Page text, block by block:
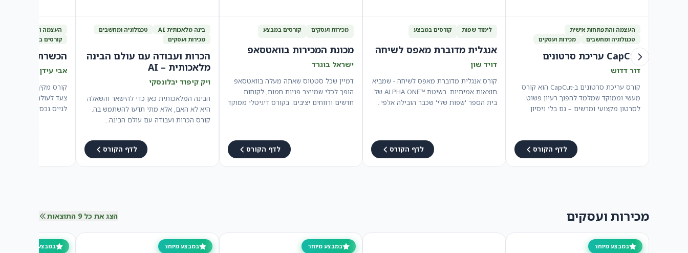
העצמה והתפתחות אישית
טכנולוגיה ומחשבים
מכירות ועסקים
CapCut עריכת סרטונים
דור דדוש
קורס עריכת סרטונים ב-CapCut הוא קורס
מעשי וממוקד שמלמד להפוך רעיון פשוט
לסרטון מקצועי ומרשים – גם בלי ניסיון
לדף הקורס
לימוד שפות קורסים במבצע
אנגלית מדוברת מאפס לשיחה
דויד שון
קורס אנגלית מדוברת מאפס לשיחה - שמביא
תוצאות אמיתיות. בשיטת ™ALPHA ONE של
בית הספר 'שפות שלי' שכבר הובילה אלפי…
לדף הקורס
מכירות ועסקים קורסים במבצע
מכונת המכירות בוואטסאפ
ישראל בוגרד
דמיין שכל סטטוס שאתה מעלה בוואטסאפ
הופך לכלי שמייצר פניות חמות, לקוחות
חדשים ורווחים יציבים. בקורס דיגיטלי ממוקד
לדף הקורס
בינה מלאכותית AI
טכנולוגיה ומחשבים
מכירות ועסקים
הכרות ועבודה עם עולם הבינה
מלאכותית – AI
ויק קיפוד יבלונסקי
הבינה המלאכותית כאן כדי להישאר והשאלה
היא לא האם, אלא מתי תדעו להשתמש בה.
קורס הכרות ועבודה עם עולם הבינה…
לדף הקורס
העצמה והתפתחות
קורסים במבצע
הכשרת
אבי עידן
קורס מקיף ומעשי
צעד לעולם התיווך
לגייס נכסים, לבנות
מכירות ועסקים הצג את כל 9 התוצאות
במבצע מיוחד במבצע מיוחד במבצע מיוחד במבצע מיוחד